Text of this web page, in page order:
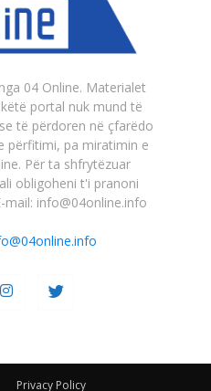
04 Online. Materialet
portal nuk mund të
të përdoren në çfarëdo
përfitimi, pa miratimin e
Për ta shfrytëzuar
obligoheni t'i pranoni
info@04online.info
Privacy Policy